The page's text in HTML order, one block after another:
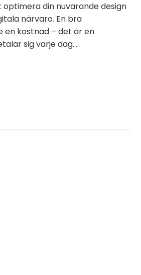
din nuvarande design
närvaro. En bra
en kostnad – det är en
sig varje dag.…